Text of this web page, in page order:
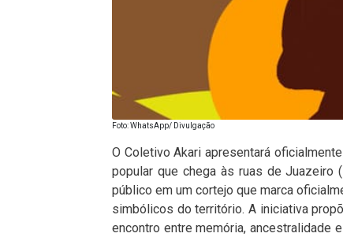
Foto: WhatsApp/ Divulgação
O Coletivo Akari apresentará
popular que chega às ruas de Juazeiro
público em um cortejo que marca
simbólicos do território. A iniciativa
encontro entre memória, ancestralidade